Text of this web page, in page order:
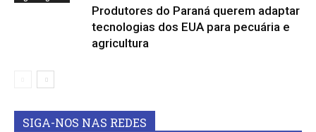
Produtores do Paraná querem adaptar
tecnologias dos EUA para pecuária e
agricultura
SIGA-NOS NAS REDES